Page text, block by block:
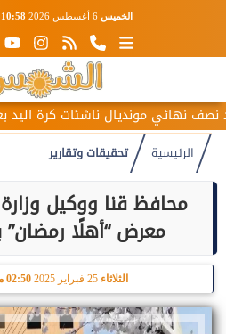
الخميس 6 أغسطس 2026 10:58 مـ
ناشئات كرة اليد بعد الفوز...
الرئيسية تحقيقات وتقارير
محافظ قنا ووكيل
معرض “أهلًا رمضان”
الثلاثاء 02:50 مـ